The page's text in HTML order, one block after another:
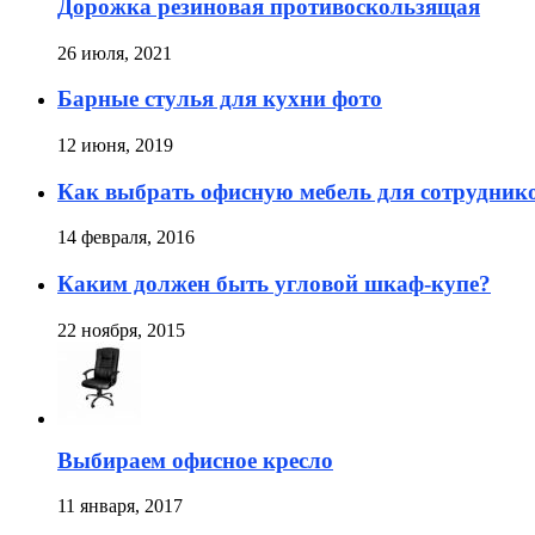
Дорожка резиновая противоскользящая
26 июля, 2021
Барные стулья для кухни фото
12 июня, 2019
Как выбрать офисную мебель для
14 февраля, 2016
Каким должен быть угловой шкаф-купе?
22 ноября, 2015
Выбираем офисное кресло
11 января, 2017